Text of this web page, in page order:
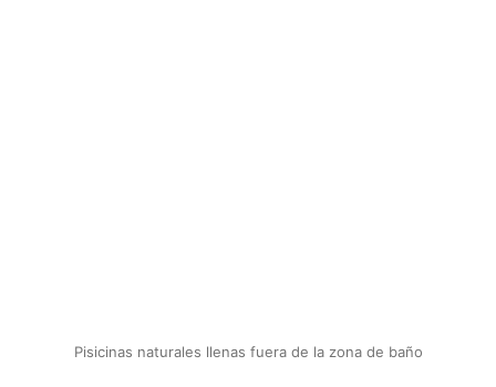
Pisicinas naturales llenas fuera de la zona de baño